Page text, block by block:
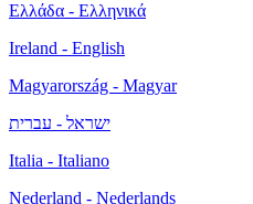
Ελλάδα - Ελληνικά
Ireland - English
Magyarország - Magyar
ישראל - עברית
Italia - Italiano
Nederland - Nederlands